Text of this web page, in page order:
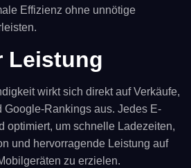
Effizienz ohne unnötige
Leistung
wirkt sich direkt auf Verkäufe,
Google-Rankings aus. Jedes E-
optimiert, um schnelle Ladezeiten,
und hervorragende Leistung auf
zu erzielen.